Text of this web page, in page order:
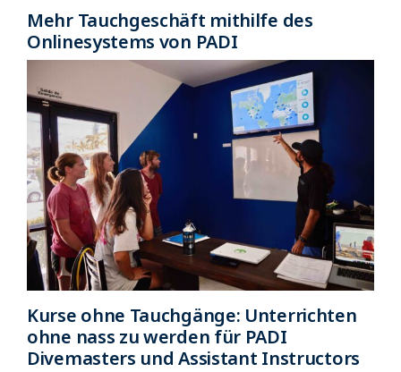
Mehr Tauchgeschäft mithilfe des
Onlinesystems von PADI
Kurse ohne Tauchgänge: Unterrichten
ohne nass zu werden für PADI
Divemasters und Assistant Instructors